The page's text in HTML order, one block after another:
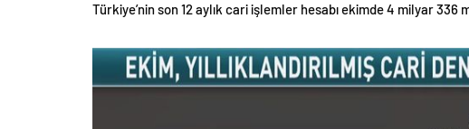
Türkiye’nin son 12 aylık cari işlemler hesabı ekimde 4 milyar